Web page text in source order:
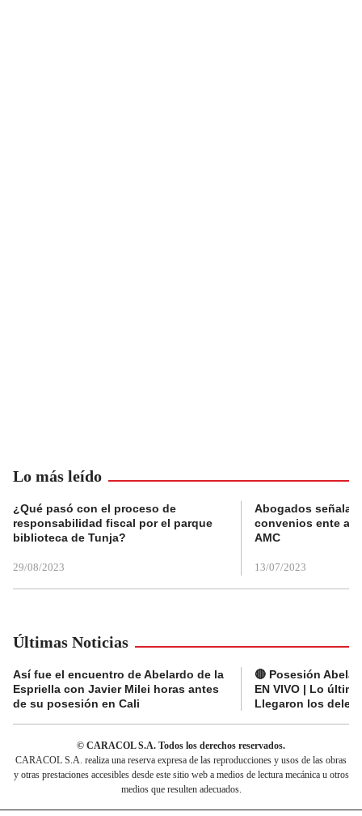
Lo más leído
¿Qué pasó con el proceso de
responsabilidad fiscal por el parque
biblioteca de Tunja?
29/08/2023
Abogados
convenios ente
AMC
13/07/2023
Últimas Noticias
Así fue el encuentro de Abelardo de la
Espriella con Javier Milei horas antes
de su posesión en Cali
🔴 Posesión
EN VIVO | Lo
Llegaron los
© CARACOL S.A. Todos los derechos reservados.
CARACOL S.A. realiza una reserva expresa de las reproducciones y usos de las obras
y otras prestaciones accesibles desde este sitio web a medios de lectura mecánica u otros
medios que resulten adecuados.